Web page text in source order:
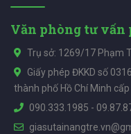
Văn phòng tư vấn
Trụ sở: 1269/17 Phạm
Giấy phép ĐKKD số
thành phố Hồ Chí Minh cấp
090.333.1985 -